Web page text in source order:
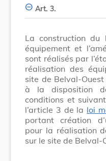
Art. 3.
La construction du
équipement et
sont réalisés par
réalisation des
site de Belval-
à la disposition
conditions et
l’article 3 de la loi
portant création
pour la réalisation
sur le site de Belval-